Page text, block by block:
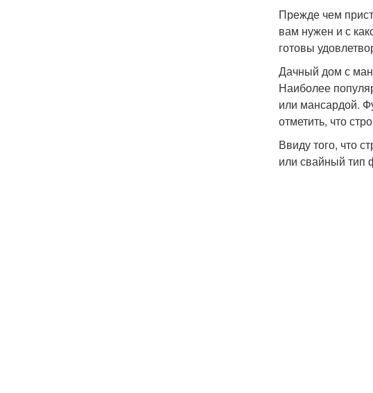
Прежде чем
вам нужен и с
готовы
Дачный дом с
Наиболее
или мансардой.
отметить, что
Ввиду того, что
или свайный тип